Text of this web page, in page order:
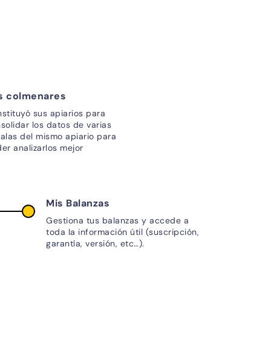
colmenares
sus apiarios para
los datos de varias
del mismo apiario para
analizarlos mejor
Mis Balanzas
Gestiona tus balanzas y accede a
toda la información útil (suscripción,
garantía, versión, etc…).